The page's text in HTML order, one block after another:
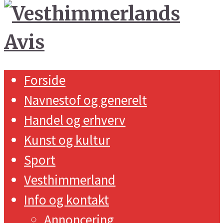
Forside
Navnestof og generelt
Handel og erhverv
Kunst og kultur
Sport
Vesthimmerland
Info og kontakt
Annoncering